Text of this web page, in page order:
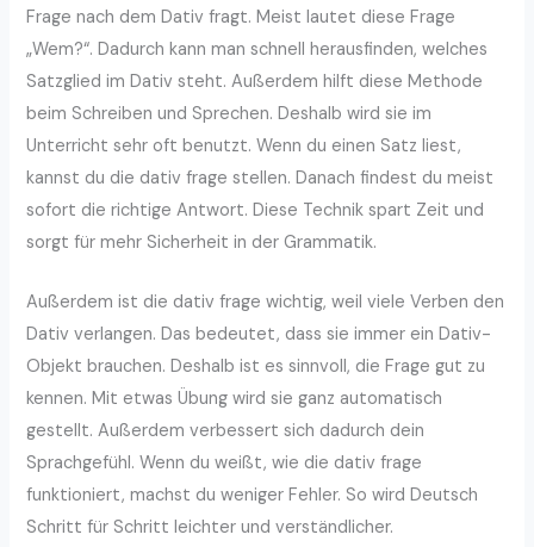
Frage nach dem Dativ fragt. Meist lautet diese Frage
„Wem?“. Dadurch kann man schnell herausfinden, welches
Satzglied im Dativ steht. Außerdem hilft diese Methode
beim Schreiben und Sprechen. Deshalb wird sie im
Unterricht sehr oft benutzt. Wenn du einen Satz liest,
kannst du die dativ frage stellen. Danach findest du meist
sofort die richtige Antwort. Diese Technik spart Zeit und
sorgt für mehr Sicherheit in der Grammatik.
Außerdem ist die dativ frage wichtig, weil viele Verben den
Dativ verlangen. Das bedeutet, dass sie immer ein Dativ-
Objekt brauchen. Deshalb ist es sinnvoll, die Frage gut zu
kennen. Mit etwas Übung wird sie ganz automatisch
gestellt. Außerdem verbessert sich dadurch dein
Sprachgefühl. Wenn du weißt, wie die dativ frage
funktioniert, machst du weniger Fehler. So wird Deutsch
Schritt für Schritt leichter und verständlicher.